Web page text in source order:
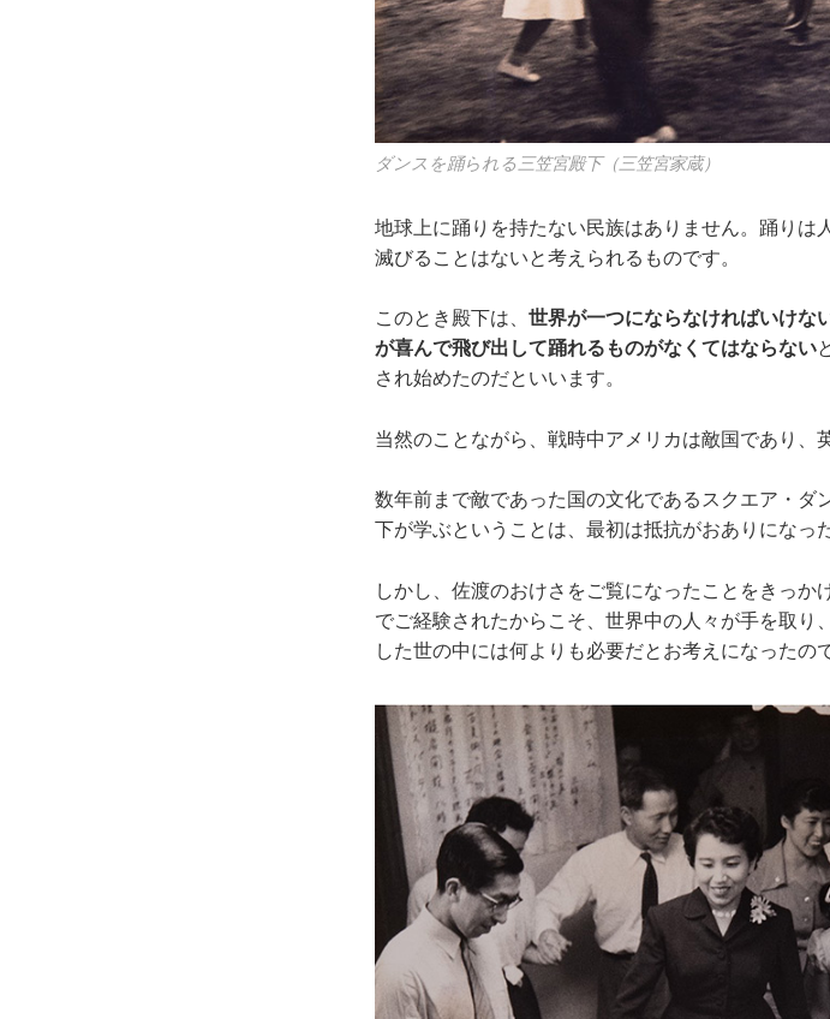
ダンスを踊られる三笠宮殿下（三笠宮家蔵）
地球上に踊りを持たない民族はありません。踊りは
滅びることはないと考えられるものです。
このとき殿下は、 世界が一つにならなければいけな
が喜んで飛び出して踊れるものがなくてはならない
され始めたのだといいます。
当然のことながら、戦時中アメリカは敵国であり、
数年前まで敵であった国の文化であるスクエア・
下が学ぶということは、最初は抵抗がおありになっ
しかし、佐渡のおけさをご覧になったことをきっ
でご経験されたからこそ、世界中の人々が手を取
した世の中には何よりも必要だとお考えになったの